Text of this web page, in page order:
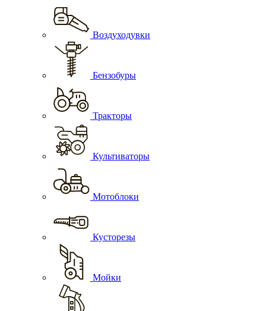
Воздуходувки
Бензобуры
Тракторы
Культиваторы
Мотоблоки
Кусторезы
Мойки